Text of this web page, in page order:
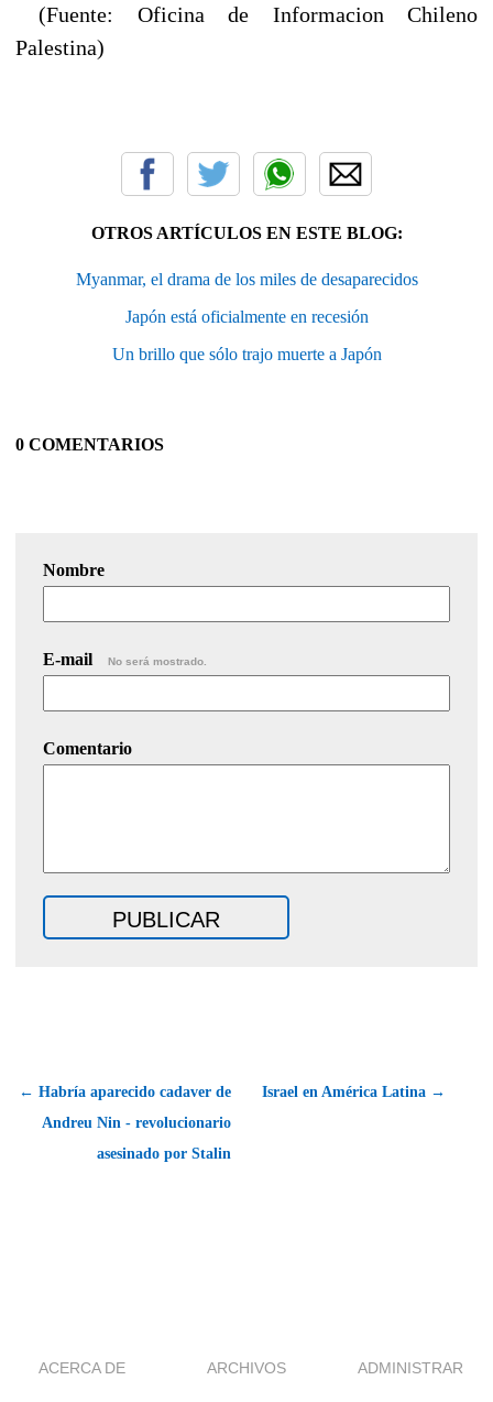
(Fuente: Oficina de Informacion Chileno
Palestina)
OTROS ARTÍCULOS EN ESTE BLOG:
Myanmar, el drama de los miles de desaparecidos
Japón está oficialmente en recesión
Un brillo que sólo trajo muerte a Japón
0 COMENTARIOS
Nombre
E-mail No será mostrado.
Comentario
← Habría aparecido cadaver de
Andreu Nin - revolucionario
asesinado por Stalin
Israel en América Latina →
ACERCA DE ARCHIVOS ADMINISTRAR